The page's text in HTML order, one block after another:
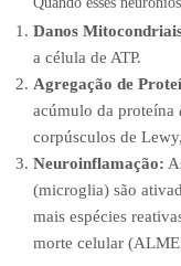
Danos
a célula de ATP.
Agregação de
acúmulo da proteína
corpúsculos de
Neuroinflamação:
(microglia) são
mais espécies
morte celular